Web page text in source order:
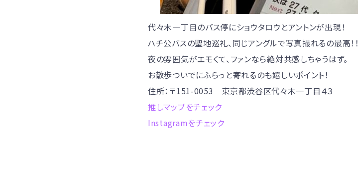
代々木一丁目のバス停にショウタロウとアントンが出現！
ハチ公バスの聖地巡礼、同じアングルで写真撮れるの最高！！
夜の雰囲気がエモくて、ファンなら絶対共感しちゃうはず。
お散歩ついでにふらっと寄れるのも嬉しいポイント！
住所： 〒151-0053 東京都渋谷区代々木一丁目４３
推しマップをチェック
Instagramをチェック